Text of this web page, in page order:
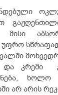
მისი
კრემი
ხოლო
არ არის